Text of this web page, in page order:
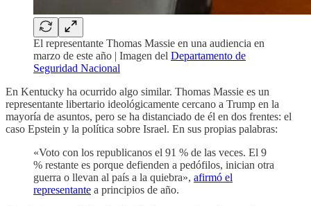
El representante Thomas Massie en una audiencia en
marzo de este año | Imagen del Departamento de
Seguridad Nacional
En Kentucky ha ocurrido algo similar. Thomas Massie es un
representante libertario ideológicamente cercano a Trump en la
mayoría de asuntos, pero se ha distanciado de él en dos frentes: el
caso Epstein y la política sobre Israel. En sus propias palabras:
«Voto con los republicanos el 91 % de las veces. El 9
% restante es porque defienden a pedófilos, inician otra
guerra o llevan al país a la quiebra», afirmó el
representante a principios de año.